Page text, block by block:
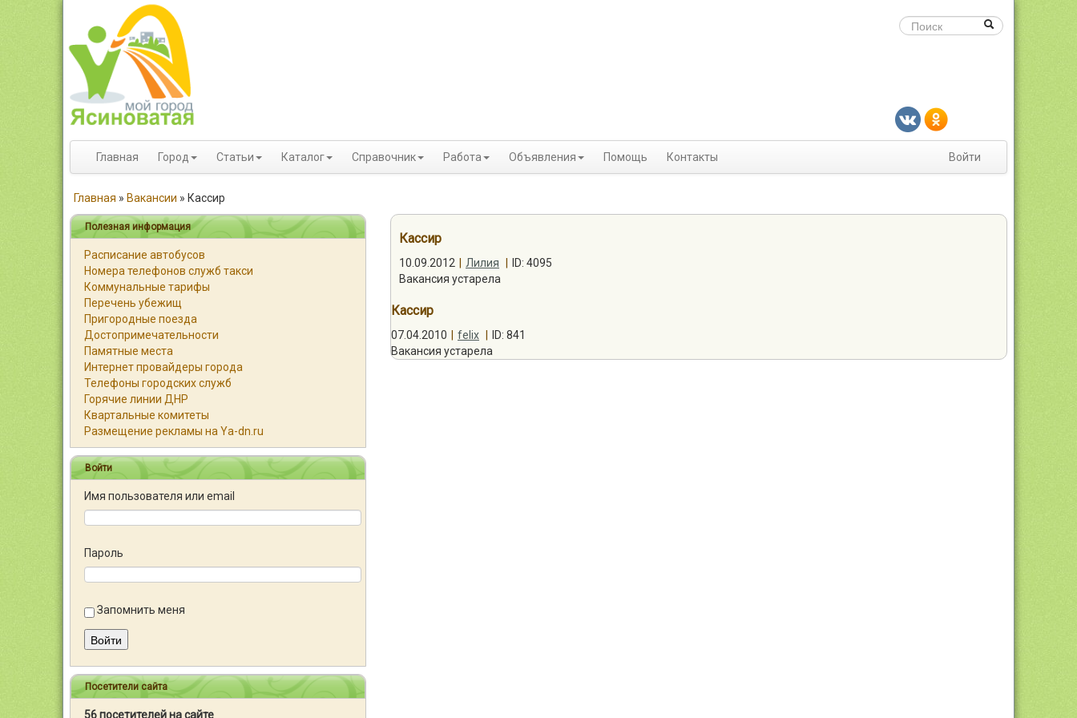
Главная Город Статьи Каталог Справочник Работа Объявления Помощь Контакты Войти
Главная » Вакансии » Кассир
Полезная информация
Расписание автобусов
Номера телефонов служб такси
Коммунальные тарифы
Перечень убежищ
Пригородные поезда
Достопримечательности
Памятные места
Интернет провайдеры города
Телефоны городских служб
Горячие линии ДНР
Квартальные комитеты
Размещение рекламы на Ya-dn.ru
Войти
Имя пользователя или email
Пароль
Запомнить меня
Войти
Посетители сайта
56 посетителей на сайте
Кассир
10.09.2012 Лилия
ID: 4095
Вакансия устарела
Кассир
07.04.2010 felix
ID: 841
Вакансия устарела